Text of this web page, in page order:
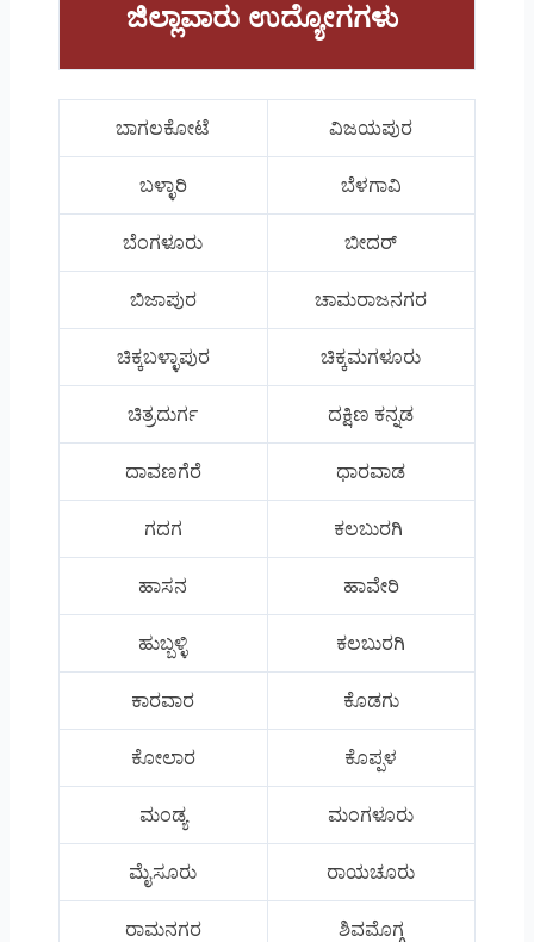
ಜಿಲ್ಲಾವಾರು ಉದ್ಯೋಗಗಳು
ಬಾಗಲಕೋಟೆ ವಿಜಯಪುರ
ಬಳ್ಳಾರಿ ಬೆಳಗಾವಿ
ಬೆಂಗಳೂರು ಬೀದರ್
ಬಿಜಾಪುರ ಚಾಮರಾಜನಗರ
ಚಿಕ್ಕಬಳ್ಳಾಪುರ ಚಿಕ್ಕಮಗಳೂರು
ಚಿತ್ರದುರ್ಗ ದಕ್ಷಿಣ ಕನ್ನಡ
ದಾವಣಗೆರೆ ಧಾರವಾಡ
ಗದಗ ಕಲಬುರಗಿ
ಹಾಸನ ಹಾವೇರಿ
ಹುಬ್ಬಳ್ಳಿ ಕಲಬುರಗಿ
ಕಾರವಾರ ಕೊಡಗು
ಕೋಲಾರ ಕೊಪ್ಪಳ
ಮಂಡ್ಯ ಮಂಗಳೂರು
ಮೈಸೂರು ರಾಯಚೂರು
ರಾಮನಗರ ಶಿವಮೊಗ್ಗ